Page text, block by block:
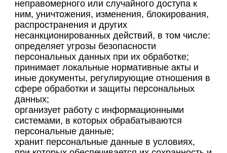
неправомерного или случайного доступа к
ним, уничтожения, изменения, блокирования,
распространения и других
несанкционированных действий, в том числе:
определяет угрозы безопасности
персональных данных при их обработке;
принимает локальные нормативные акты и
иные документы, регулирующие отношения в
сфере обработки и защиты персональных
данных;
организует работу с информационными
системами, в которых обрабатываются
персональные данные;
хранит персональные данные в условиях,